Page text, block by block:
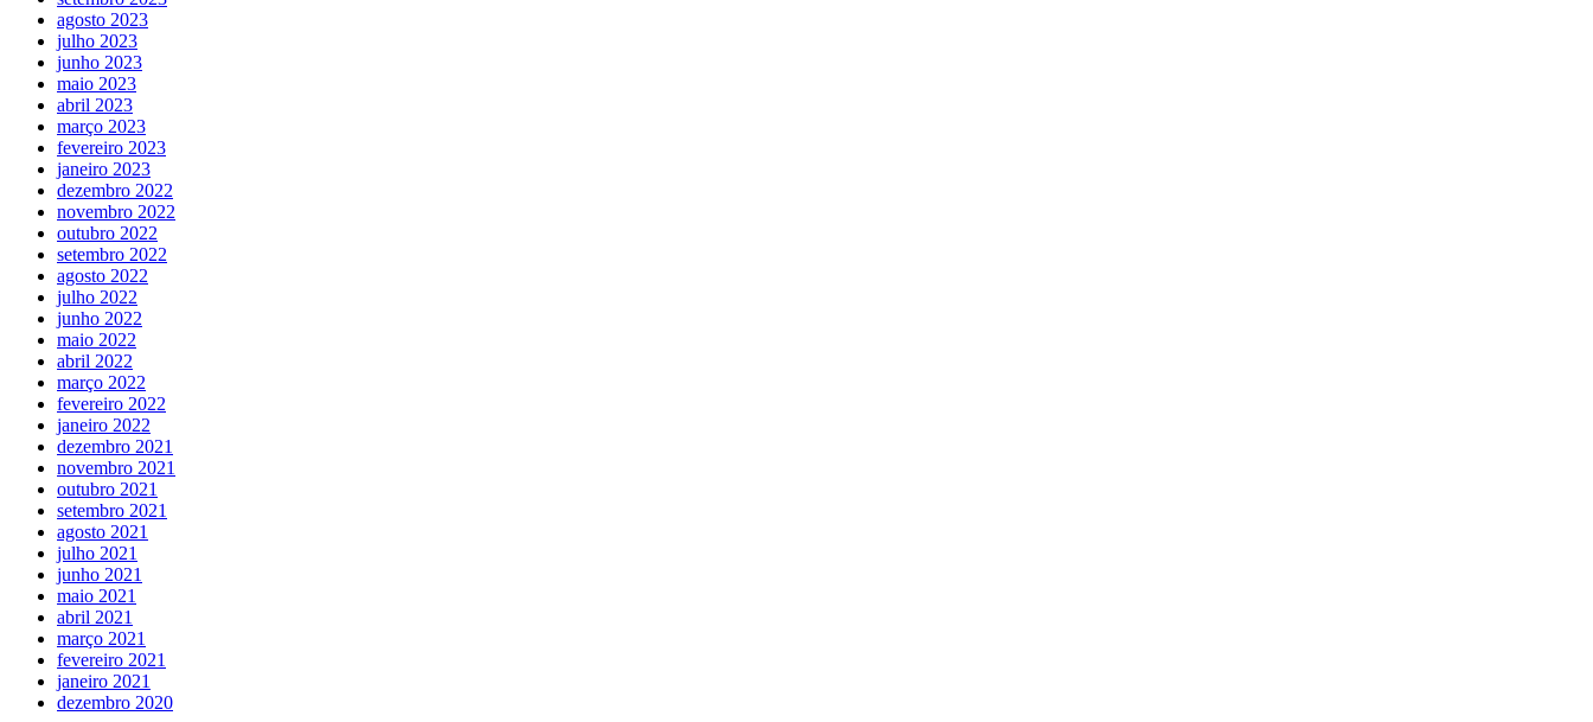
agosto 2023
julho 2023
junho 2023
maio 2023
abril 2023
março 2023
fevereiro 2023
janeiro 2023
dezembro 2022
novembro 2022
outubro 2022
setembro 2022
agosto 2022
julho 2022
junho 2022
maio 2022
abril 2022
março 2022
fevereiro 2022
janeiro 2022
dezembro 2021
novembro 2021
outubro 2021
setembro 2021
agosto 2021
julho 2021
junho 2021
maio 2021
abril 2021
março 2021
fevereiro 2021
janeiro 2021
dezembro 2020